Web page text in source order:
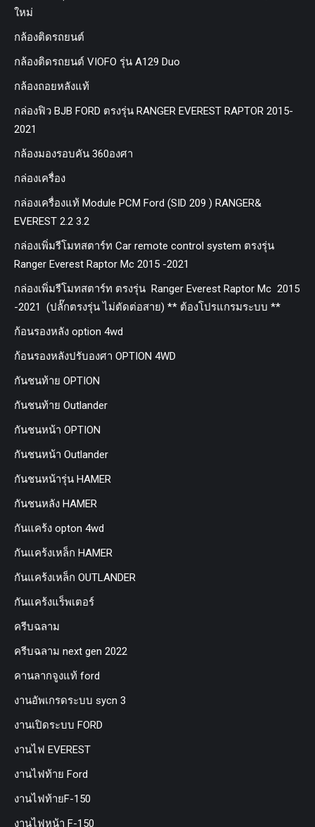
ใหม่
กล้องติดรถยนต์
กล้องติดรถยนต์ VIOFO รุ่น A129 Duo
กล้องถอยหลังแท้
กล่องฟิว BJB FORD ตรงรุ่น RANGER EVEREST RAPTOR 2015-
2021
กล้องมองรอบคัน 360องศา
กล่องเครื่อง
กล่องเครื่องแท้ Module PCM Ford (SID 209 ) RANGER&
EVEREST 2.2 3.2
กล่องเพิ่มรีโมทสตาร์ท Car remote control system ตรงรุ่น
Ranger Everest Raptor Mc 2015 -2021
กล่องเพิ่มรีโมทสตาร์ท ตรงรุ่น Ranger Everest Raptor Mc 2015
-2021 (ปลั๊กตรงรุ่น ไม่ตัดต่อสาย) ** ต้องโปรแกรมระบบ **
ก้อนรองหลัง option 4wd
ก้อนรองหลังปรับองศา OPTION 4WD
กันชนท้าย OPTION
กันชนท้าย Outlander
กันชนหน้า OPTION
กันชนหน้า Outlander
กันชนหน้ารุ่น HAMER
กันชนหลัง HAMER
กันแคร้ง opton 4wd
กันแคร้งเหล็ก HAMER
กันแคร้งเหล็ก OUTLANDER
กันแคร้งแร็พเตอร์
ครีบฉลาม
ครีบฉลาม next gen 2022
คานลากจูงแท้ ford
งานอัพเกรดระบบ sycn 3
งานเปิดระบบ FORD
งานไฟ EVEREST
งานไฟท้าย Ford
งานไฟท้ายF-150
งานไฟหน้า F-150